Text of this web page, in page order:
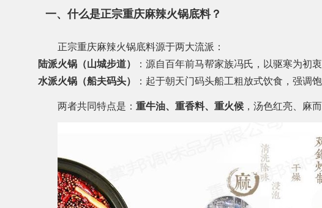
一、什么是正宗重庆麻辣火锅底料？
正宗重庆麻辣火锅底料源于两大流派：
陆派火锅（山城步道）
：源自百年前马帮家族冯氏，以驱寒为初
水派火锅（船夫码头）
：起于朝天门码头船工粗放式饮食，强调
两者共同特点是： 重牛油、重香料、重火候 ，汤色红亮、麻